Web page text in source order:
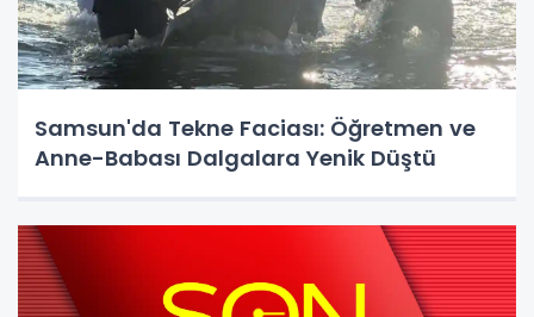
Samsun'da Tekne Faciası: Öğretmen ve
Anne-Babası Dalgalara Yenik Düştü